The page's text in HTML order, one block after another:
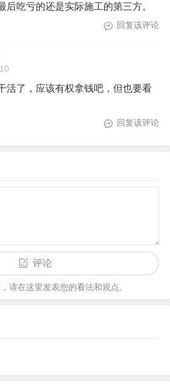
后吃亏的还是实际施工的第三方。
回复该评论
活了，应该有权拿钱吧，但也要看
回复该评论
评论
请在这里发表您的看法和观点。